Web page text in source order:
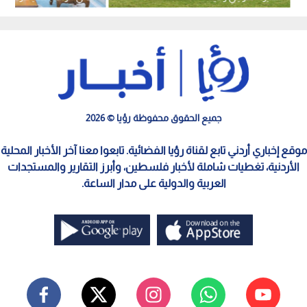
الوطنية
جميع الحقوق محفوظة رؤيا © 2026
موقع إخباري أردني تابع لقناة رؤيا الفضائية. تابعوا معنا آخر الأخبار المحلية
الأردنية، تغطيات شاملة لأخبار فلسطين، وأبرز التقارير والمستجدات
العربية والدولية على مدار الساعة.